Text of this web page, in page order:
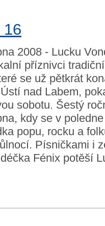
16
2008 - Lucku
příznivci
se už pětkrát
nad Labem,
sobotu. Šestý
kdy se v
popu, rocku a
Písničkami i
Fénix potěší